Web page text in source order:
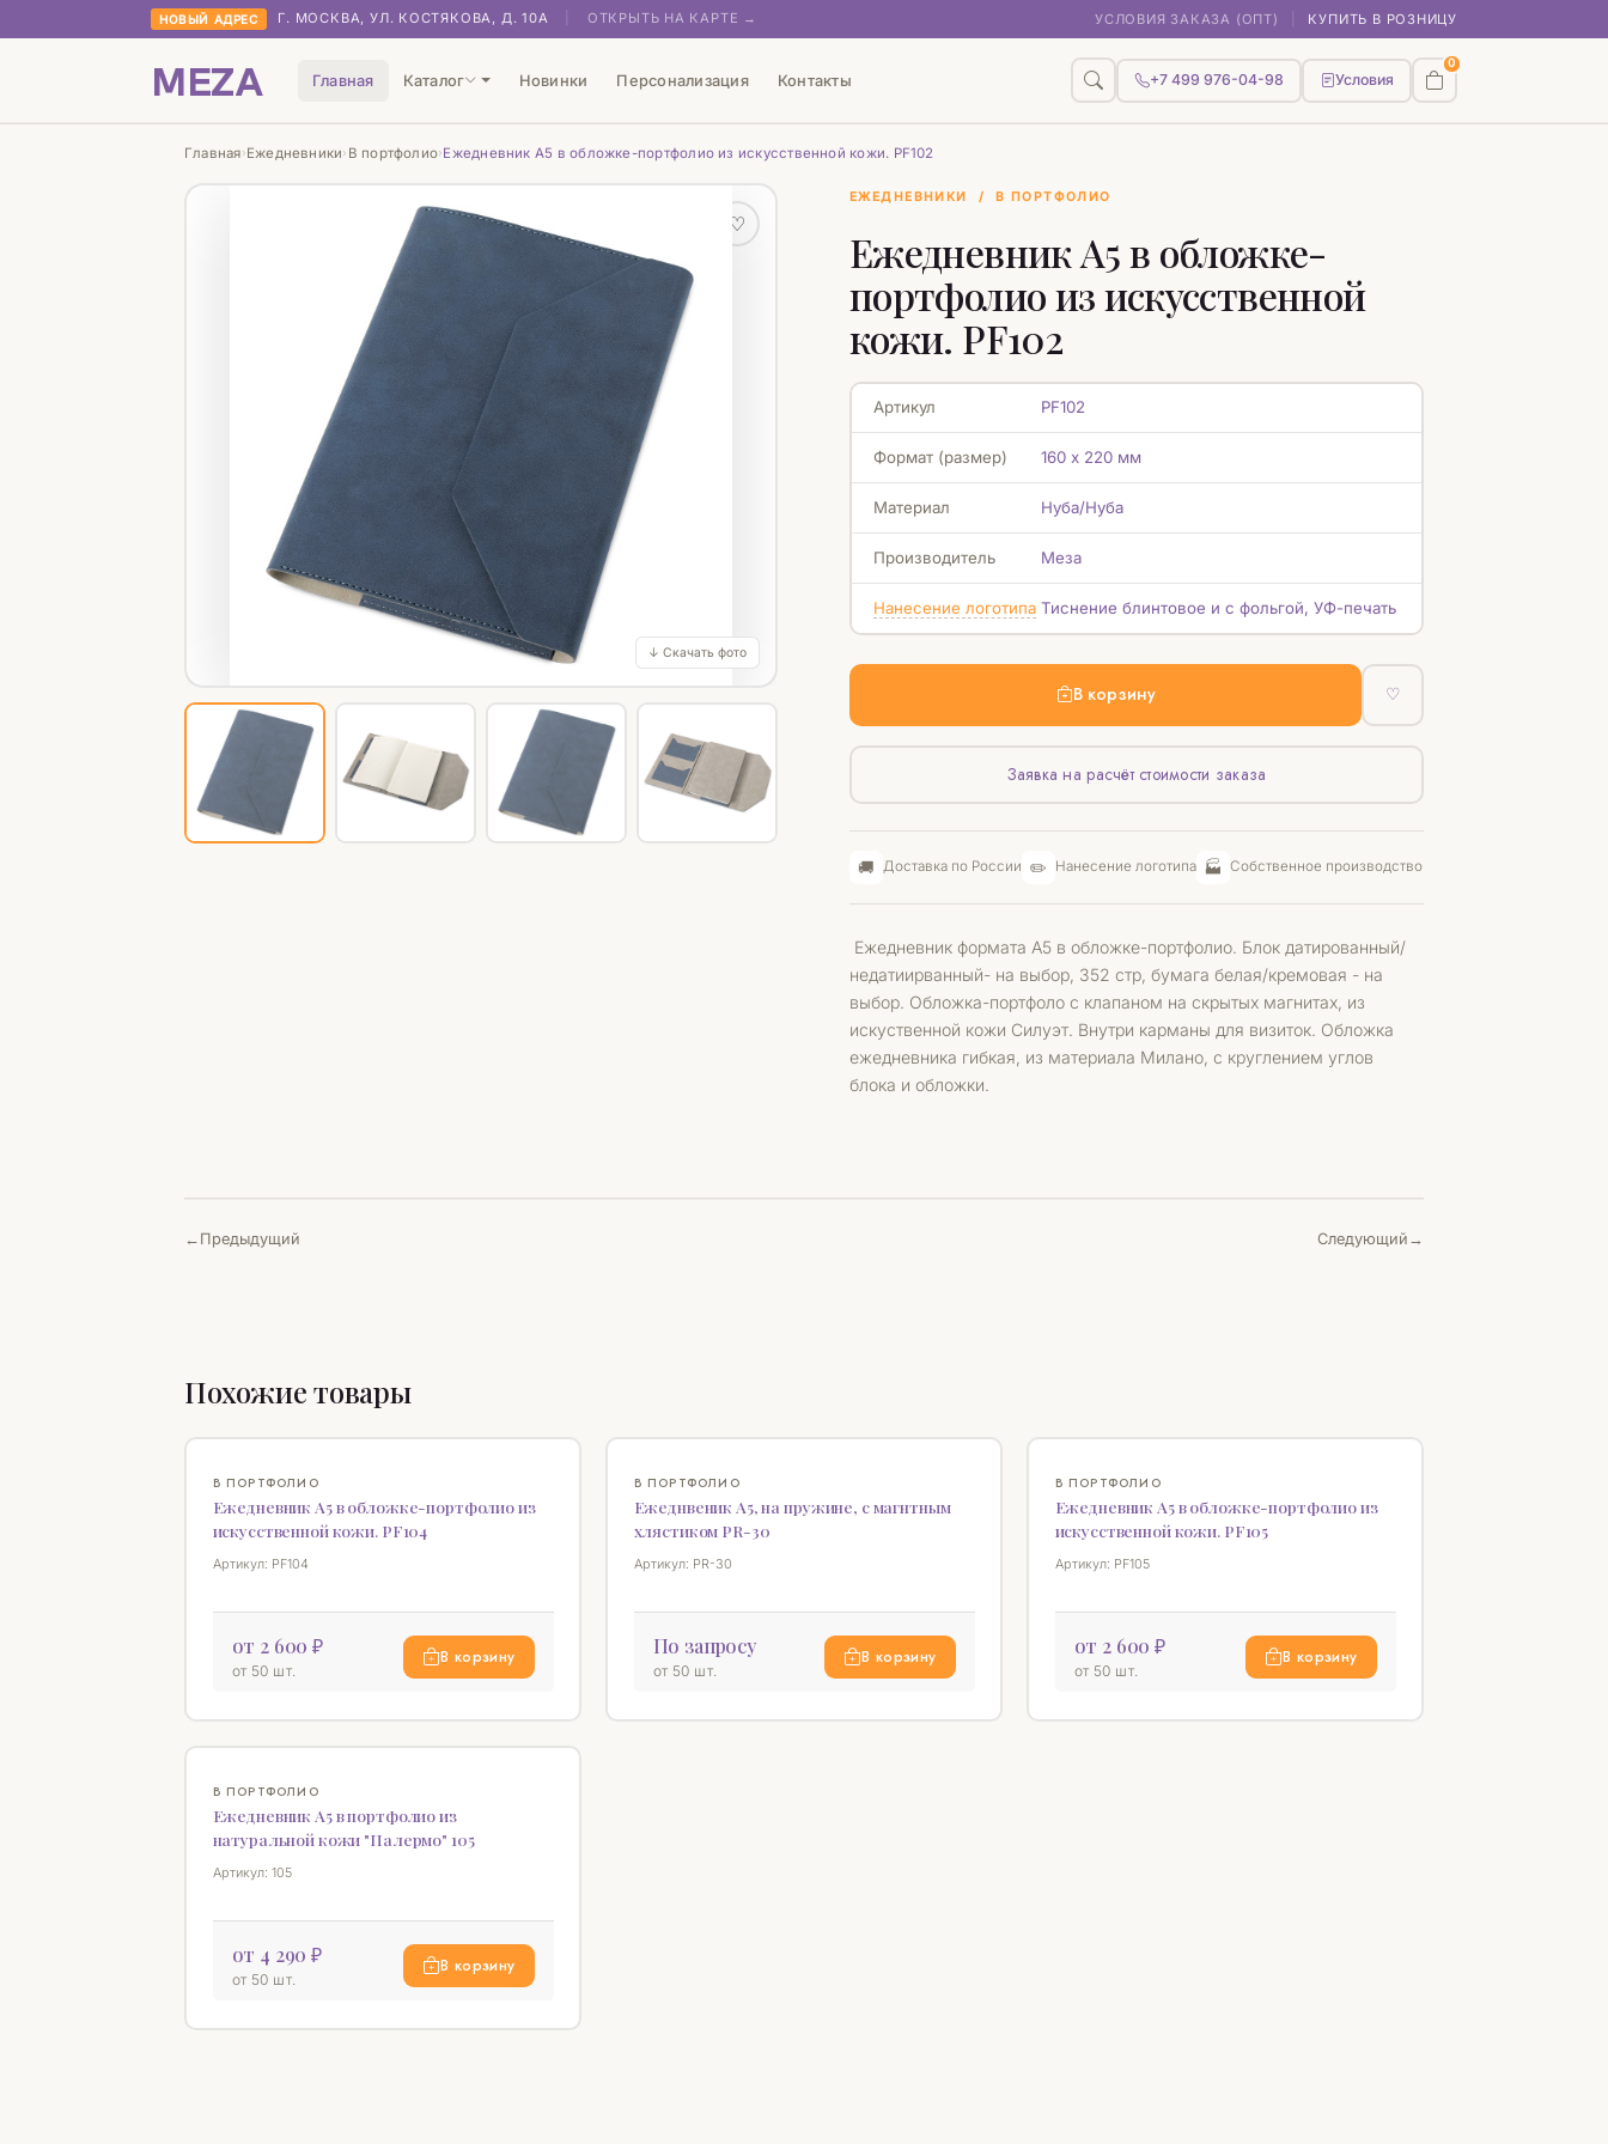
НОВЫЙ АДРЕС Г. МОСКВА, УЛ. КОСТЯКОВА, Д. 10А ОТКРЫТЬ НА КАРТЕ → УСЛОВИЯ ЗАКАЗА (ОПТ) КУПИТЬ В РОЗНИЦУ
MEZA Главная Каталог Новинки Персонализация Контакты +7 499 976-04-98 Условия
0
Главная›Ежедневники› В портфолио›Ежедневник А5 в обложке-портфолио из искусственной кожи. PF102
♡
↓ Скачать фото
ЕЖЕДНЕВНИКИ / В ПОРТФОЛИО
Ежедневник А5 в обложке-
портфолио из искусственной
кожи. PF102
Артикул PF102
Формат (размер) 160 х 220 мм
Материал Нуба/Нуба
Производитель Меза
Нанесение логотипа Тиснение блинтовое и с фольгой, УФ-печать
В корзину ♡
Заявка на расчёт стоимости заказа
🚚 Доставка по России ✏️ Нанесение логотипа 🏭 Собственное производство
Ежедневник формата А5 в обложке-портфолио. Блок датированный/
недатиирванный- на выбор, 352 стр, бумага белая/кремовая - на
выбор. Обложка-портфоло с клапаном на скрытых магнитах, из
искуственной кожи Силуэт. Внутри карманы для визиток. Обложка
ежедневника гибкая, из материала Милано, с круглением углов
блока и обложки.
Предыдущий Следующий
Похожие товары
В ПОРТФОЛИО
Ежедневник А5 в обложке-портфолио из
искусственной кожи. PF104
Артикул: PF104
от 2 600 ₽
от 50 шт.
В корзину
В ПОРТФОЛИО
Ежеднвеник А5, на пружине, с магнтным
хлястиком PR-30
Артикул: PR-30
По запросу
от 50 шт.
В корзину
В ПОРТФОЛИО
Ежедневник А5 в обложке-портфолио из
искусственной кожи. PF105
Артикул: PF105
от 2 600 ₽
от 50 шт.
В корзину
В ПОРТФОЛИО
Ежедневник А5 в портфолио из
натуральной кожи "Палермо" 105
Артикул: 105
от 4 290 ₽
от 50 шт.
В корзину